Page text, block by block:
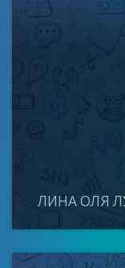
ЛИНА ОЛЯ